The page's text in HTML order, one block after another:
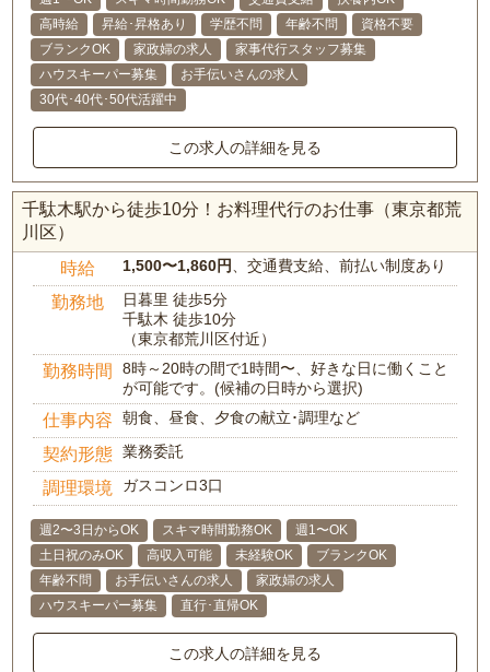
高時給
昇給･昇格あり 学歴不問 年齢不問
資格不要
ブランクOK
家政婦の求人
家事代行スタッフ募集
ハウスキーパー募集
お手伝いさんの求人
30代･40代･50代活躍中
この求人の詳細を見る
千駄木駅から徒歩10分！お料理代行のお仕事（東京都荒
川区）
時給 1,500〜1,860円、交通費支給、前払い制度あり
勤務地
日暮里 徒歩5分
千駄木 徒歩10分
（東京都荒川区付近）
勤務時間
8時～20時の間で1時間〜、好きな日に働くこと
が可能です。(候補の日時から選択)
仕事内容 朝食、昼食、夕食の献立･調理など
契約形態 業務委託
調理環境 ガスコンロ3口
週2〜3日からOK スキマ時間勤務OK
週1〜OK
土日祝のみOK
高収入可能 未経験OK
ブランクOK
年齢不問
お手伝いさんの求人
家政婦の求人
ハウスキーパー募集
直行･直帰OK
この求人の詳細を見る